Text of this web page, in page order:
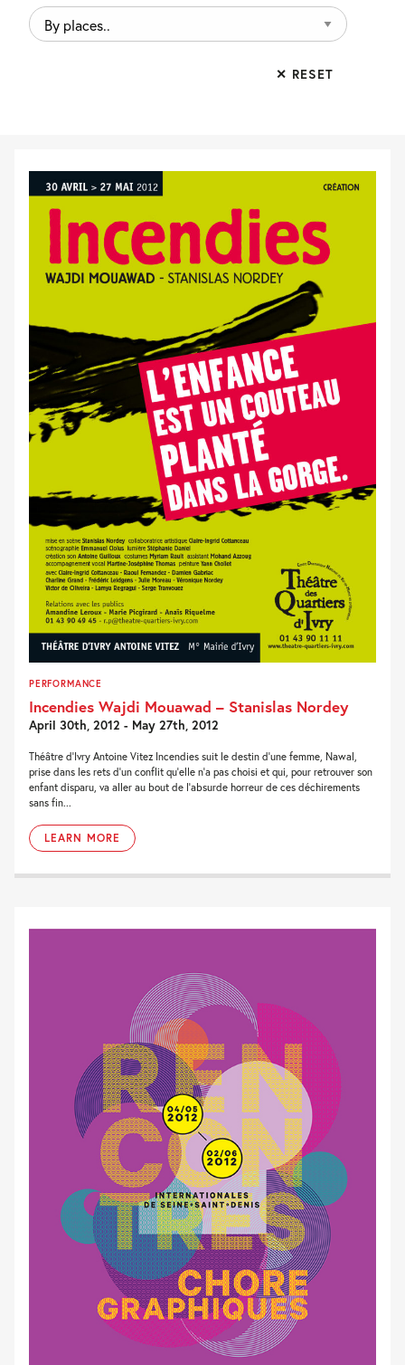
By
places..
✕ RESET
PERFORMANCE
Incendies Wajdi Mouawad – Stanislas Nordey
April 30th, 2012 - May 27th, 2012
Théâtre d’Ivry Antoine Vitez Incendies suit le destin d’une femme, Nawal,
prise dans les rets d’un conflit qu’elle n’a pas choisi et qui, pour retrouver son
enfant disparu, va aller au bout de l’absurde horreur de ces déchirements
sans fin...
LEARN MORE